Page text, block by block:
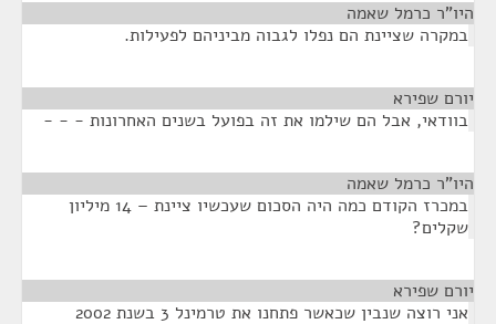
היו"ר כרמל שאמה
במקרה שציינת הם נפלו לגבוה מביניהם לפעילות.
יורם שפירא
בוודאי, אבל הם שילמו את זה בפועל בשנים האחרונות - - -
היו"ר כרמל שאמה
במכרז הקודם כמה היה הסכום שעכשיו ציינת – 14 מיליון
שקלים?
יורם שפירא
אני רוצה שנבין שכאשר פתחנו את טרמינל 3 בשנת 2002